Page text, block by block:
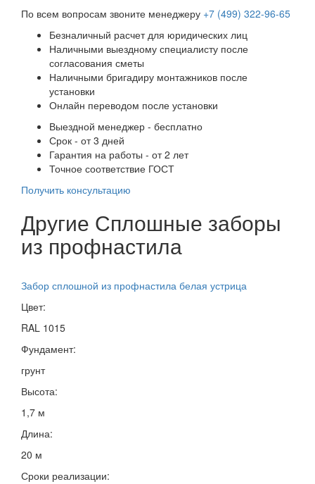
По всем вопросам звоните менеджеру +7 (499) 322-96-65
Безналичный расчет для юридических лиц
Наличными выездному специалисту после
согласования сметы
Наличными бригадиру монтажников после
установки
Онлайн переводом после установки
Выездной менеджер - бесплатно
Срок - от 3 дней
Гарантия на работы - от 2 лет
Точное соответствие ГОСТ
Получить консультацию
Другие Сплошные заборы
из профнастила
Забор сплошной из профнастила белая устрица
Цвет:
RAL 1015
Фундамент:
грунт
Высота:
1,7 м
Длина:
20 м
Сроки реализации: